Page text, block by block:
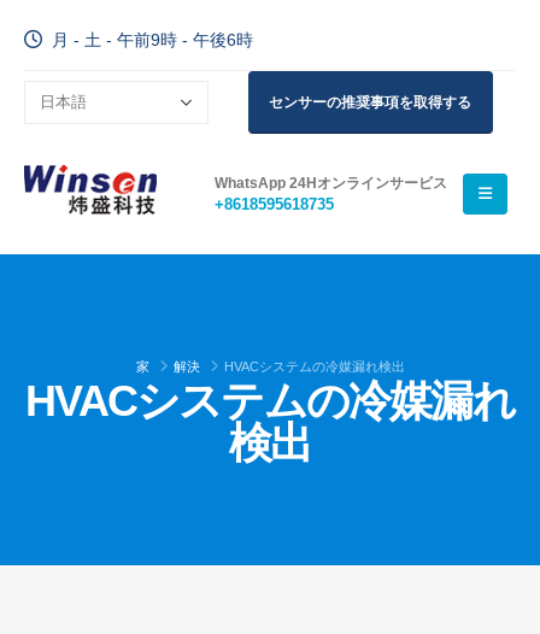
月 - 土 - 午前9時 - 午後6時
センサーの推奨事項を取得する
WhatsApp 24Hオンラインサービス
+8618595618735
家 解決 HVACシステムの冷媒漏れ検出
HVACシステムの冷媒漏れ
検出